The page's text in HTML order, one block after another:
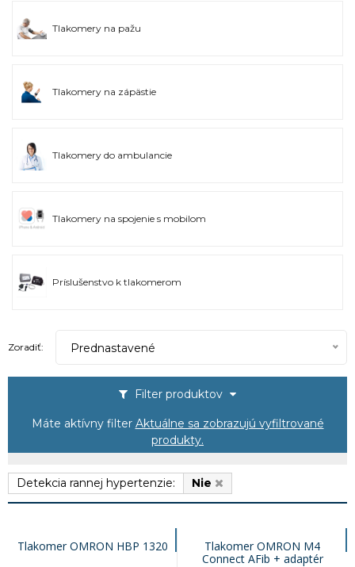
Tlakomery na pažu
Tlakomery na zápästie
Tlakomery do ambulancie
Tlakomery na spojenie s mobilom
Príslušenstvo k tlakomerom
Filter produktov
Zoradiť: Prednastavené
Máte aktívny filter Aktuálne sa zobrazujú vyfiltrované
produkty.
Detekcia rannej hypertenzie: Nie
Tlakomer OMRON HBP 1320
Tlakomer OMRON M4
Connect AFib + adaptér